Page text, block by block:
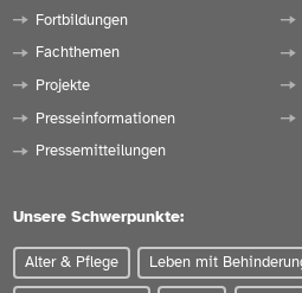
Fortbildungen
Fachthemen
Projekte
Presseinformationen
Pressemitteilungen
Unsere Schwerpunkte:
Alter & Pflege Leben mit